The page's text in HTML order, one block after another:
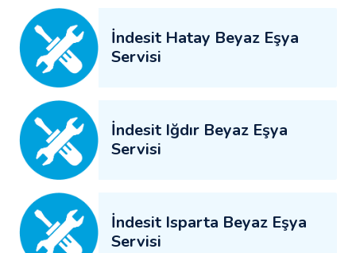
İndesit Hatay Beyaz Eşya
Servisi
İndesit Iğdır Beyaz Eşya
Servisi
İndesit Isparta Beyaz Eşya
Servisi